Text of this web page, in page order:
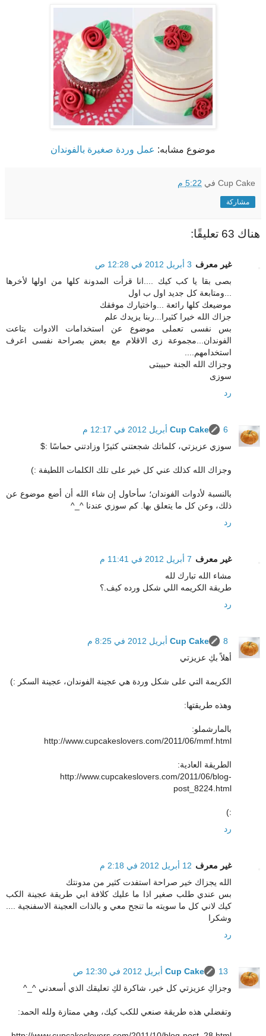
موضوع مشابه: عمل وردة صغيرة بالفوندان
Cup Cake في 5:22 م
مشاركة
هناك 63 تعليقًا:
غير معرف 3 أبريل 2012 في 12:28 ص
بصى بقا يا كب كيك ....انا قرأت المدونة كلها من اولها لأخرها
...ومتابعة كل جديد اول ب اول
موضيعك كلها رائعة ...واختيارك موفقك
جزاك الله خيرا كثيرا...ربنا يزيدك علم
بس نفسى تعملى موضوع عن استخدامات الادوات بتاعت
الفوندان...مجموعة زى الاقلام مع بعض بصراحة نفسى اعرف
استخدامهم....
وجزاك الله الجنة حبيبتى
سوزى
رد
Cup Cake
6 أبريل 2012 في 12:17 م
سوزي عزيزتي، كلماتك شجعتني كثيرًا وزادتني حماسًا :$
وجزاك الله كذلك عني كل خير على تلك الكلمات اللطيفة :)
بالنسبة لأدوات الفوندان؛ سأحاول إن شاء الله أن أضع موضوع عن
ذلك، وعن كل ما يتعلق بها. كم سوزي عندنا ^_^
رد
غير معرف 7 أبريل 2012 في 11:41 م
مشاء الله تبارك لله
طريقة الكريمه اللي شكل ورده كيف.؟
رد
Cup Cake
8 أبريل 2012 في 8:25 م
أهلاً بكِ عزيزتي
الكريمة التي على شكل وردة هي عجينة الفوندان، عجينة السكر :)
وهذه طريقتها:
بالمارشملو:
http://www.cupcakeslovers.com/2011/06/mmf.html
الطريقة العادية:
http://www.cupcakeslovers.com/2011/06/blog-
post_8224.html
:)
رد
غير معرف 12 أبريل 2012 في 2:18 م
الله يجزاك خير صراحة استفدت كثير من مدونتك
بس عندي طلب صغير اذا ما عليك كلافة ابي طريقة عجينة الكب
كيك لاني كل ما سويته ما تنجح معي و بالذات العجينة الاسفنجية ....
وشكرا
رد
Cup Cake
13 أبريل 2012 في 12:30 ص
وجزاكِ عزيزتي كل خير، شاكرة لكِ تعليقك الذي أسعدني ^_^
وتفضلي هذه طريقة صنعي للكب كيك، وهي ممتازة ولله الحمد: